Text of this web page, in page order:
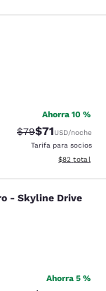
68 reseñas
Ahorra 10 %
Precio tachado:
$79Precio con
$71USD/noche
Tarifa para socios
Ver detalles
$82 total
- Skyline
- Skyline Drive
80 reseñas
Ahorra 5 %